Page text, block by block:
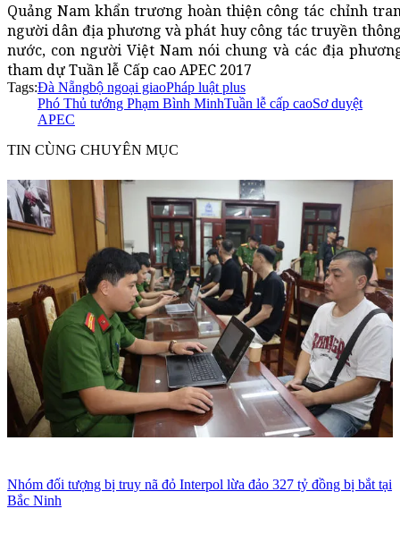
Quảng Nam khẩn trương hoàn thiện công tác chỉnh
người dân địa phương và phát huy công tác truyền
nước, con người Việt Nam nói chung và các địa
tham dự Tuần lễ Cấp cao APEC 2017
Tags:Đà Nẵngbộ ngoại giaoPháp luật plus
Phó Thủ tướng Phạm Bình MinhTuần lễ cấp caoSơ duyệt
APEC
TIN CÙNG CHUYÊN MỤC
Nhóm đối tượng bị truy nã đỏ Interpol lừa đảo 327 tỷ đồng bị bắt tại
Bắc Ninh